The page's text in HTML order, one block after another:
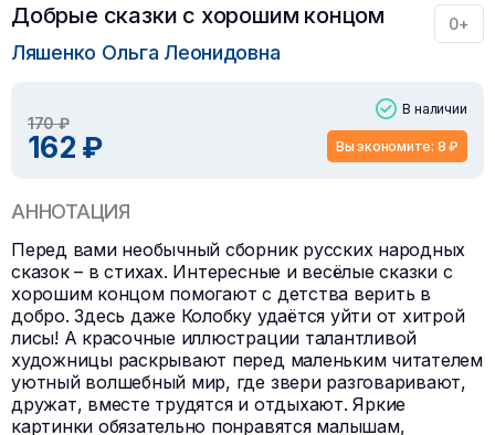
Добрые сказки с хорошим концом 0+
Ляшенко Ольга Леонидовна
170 ₽
162 ₽
В наличии
Вы экономите: 8 ₽
АННОТАЦИЯ
Перед вами необычный сборник русских народных
сказок – в стихах. Интересные и весёлые сказки с
хорошим концом помогают с детства верить в
добро. Здесь даже Колобку удаётся уйти от хитрой
лисы! А красочные иллюстрации талантливой
художницы раскрывают перед маленьким читателем
уютный волшебный мир, где звери разговаривают,
дружат, вместе трудятся и отдыхают. Яркие
картинки обязательно понравятся малышам,